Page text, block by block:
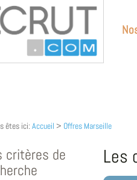
êtes ici: Accueil > Offres Marseille
critères de
Les